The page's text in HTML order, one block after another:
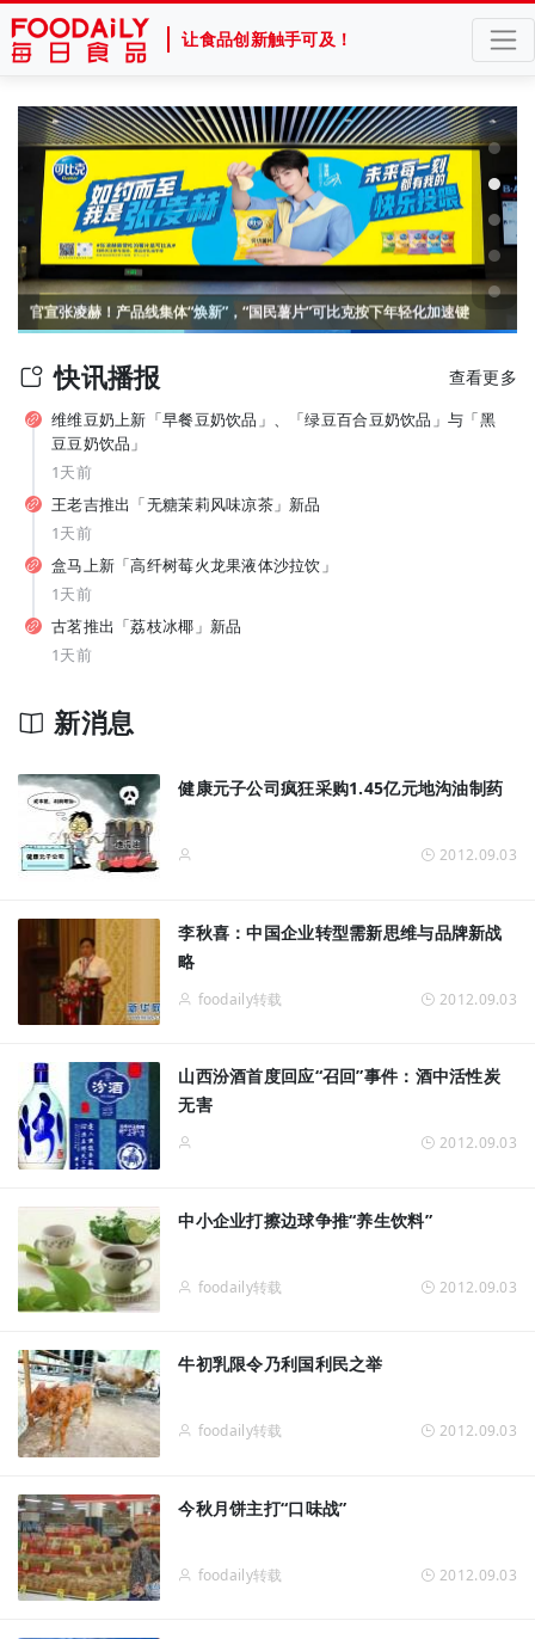
让食品创新触手可及！
纯甄推出「每日益瓶BUFF系列」新品，元气森林上新白桦苏打水... | 一周热闻
从7-11、朴朴到丰e，蒙牛要借运动饮料“杀”入渠道新战场？
快讯播报 查看更多
维维豆奶上新「早餐豆奶饮品」、「绿豆百合豆奶饮品」与「黑
豆豆奶饮品」
1天前
王老吉推出「无糖茉莉风味凉茶」新品
1天前
盒马上新「高纤树莓火龙果液体沙拉饮」
1天前
古茗推出「荔枝冰椰」新品
1天前
新消息
健康元子公司疯狂采购1.45亿元地沟油制药
2012.09.03
李秋喜：中国企业转型需新思维与品牌新战
略
foodaily转载 2012.09.03
山西汾酒首度回应“召回”事件：酒中活性炭
无害
2012.09.03
中小企业打擦边球争推“养生饮料”
foodaily转载 2012.09.03
牛初乳限令乃利国利民之举
foodaily转载 2012.09.03
今秋月饼主打“口味战”
foodaily转载 2012.09.03